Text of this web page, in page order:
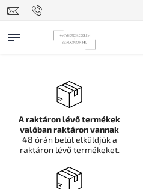
A raktáron lévő termékek
valóban raktáron vannak
48 órán belül elküldjük a
raktáron lévő termékeket.